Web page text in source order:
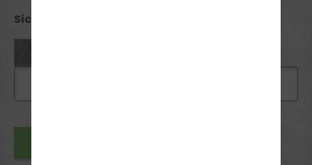
Sicherheitsabfrage *: